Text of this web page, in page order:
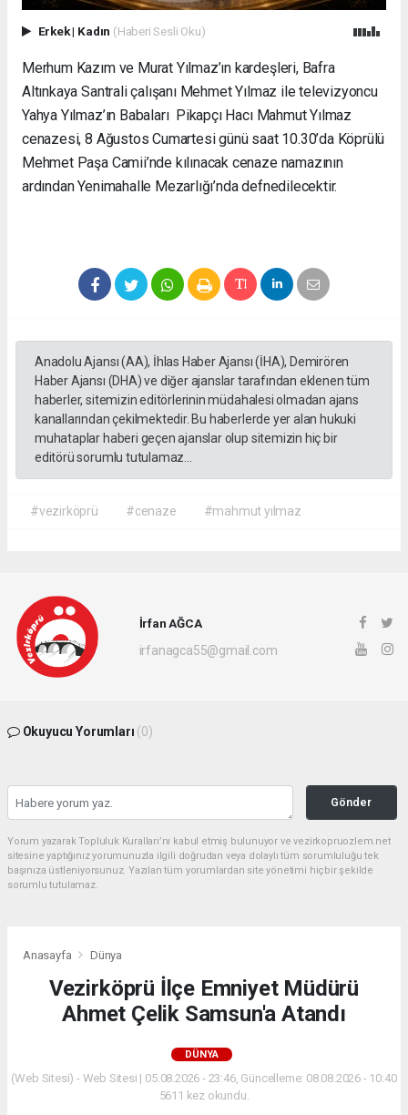
Erkek| Kadın (Haberi Sesli Oku)
Merhum Kazım ve Murat Yılmaz’ın kardeşleri, Bafra
Altınkaya Santrali çalışanı Mehmet Yılmaz ile televizyoncu
Yahya Yılmaz’ın Babaları Pikapçı Hacı Mahmut Yılmaz
cenazesi, 8 Ağustos Cumartesi günü saat 10.30’da Köprülü
Mehmet Paşa Camii’nde kılınacak cenaze namazının
ardından Yenimahalle Mezarlığı’nda defnedilecektir.
Anadolu Ajansı (AA), İhlas Haber Ajansı (İHA), Demirören
Haber Ajansı (DHA) ve diğer ajanslar tarafından eklenen tüm
haberler, sitemizin editörlerinin müdahalesi olmadan ajans
kanallarından çekilmektedir. Bu haberlerde yer alan hukuki
muhataplar haberi geçen ajanslar olup sitemizin hiç bir
editörü sorumlu tutulamaz...
#vezirköprü #cenaze #mahmut yılmaz
İrfan AĞCA
irfanagca55@gmail.com
Okuyucu Yorumları (0)
Gönder
Yorum yazarak Topluluk Kuralları’nı kabul etmiş bulunuyor ve vezirkopruozlem.net
sitesine yaptığınız yorumunuzla ilgili doğrudan veya dolaylı tüm sorumluluğu tek
başınıza üstleniyorsunuz. Yazılan tüm yorumlardan site yönetimi hiçbir şekilde
sorumlu tutulamaz.
Anasayfa Dünya
Vezirköprü İlçe Emniyet Müdürü
Ahmet Çelik Samsun'a Atandı
DÜNYA
(Web Sitesi) - Web Sitesi | 05.08.2026 - 23:46, Güncelleme: 08.08.2026 - 10:40
5611 kez okundu.